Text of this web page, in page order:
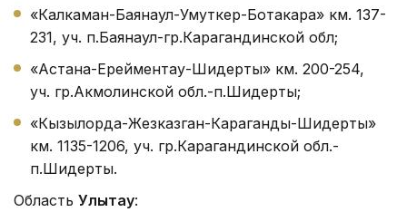
«Калкаман-Баянаул-Умуткер-Ботакара» км. 137-
231, уч. п.Баянаул-гр.Карагандинской обл;
«Астана-Ерейментау-Шидерты» км. 200-254,
уч. гр.Акмолинской обл.-п.Шидерты;
«Кызылорда-Жезказган-Караганды-Шидерты»
км. 1135-1206, уч. гр.Карагандинской обл.-
п.Шидерты.
Область Улытау: